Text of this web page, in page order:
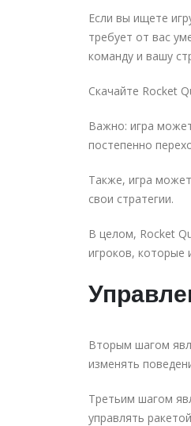
Если вы ищете
требует от вас
команду и вашу
Скачайте Rocket
Важно: игра
постепенно
Также, игра
свои стратегии.
В целом, Rocket
игроков, которые
Вторым шагом
изменять
Третьим шагом
управлять